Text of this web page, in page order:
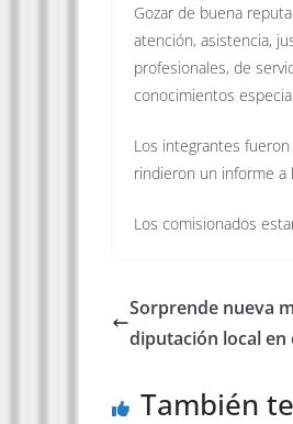
Gozar de buena
atención, asistencia,
profesionales, de
conocimientos
Los integrantes
rindieron un informe a
Los comisionados
Sorprende nueva
diputación local en
También